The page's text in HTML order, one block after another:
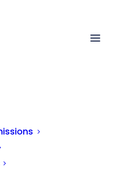
transaction failed to
or contact site